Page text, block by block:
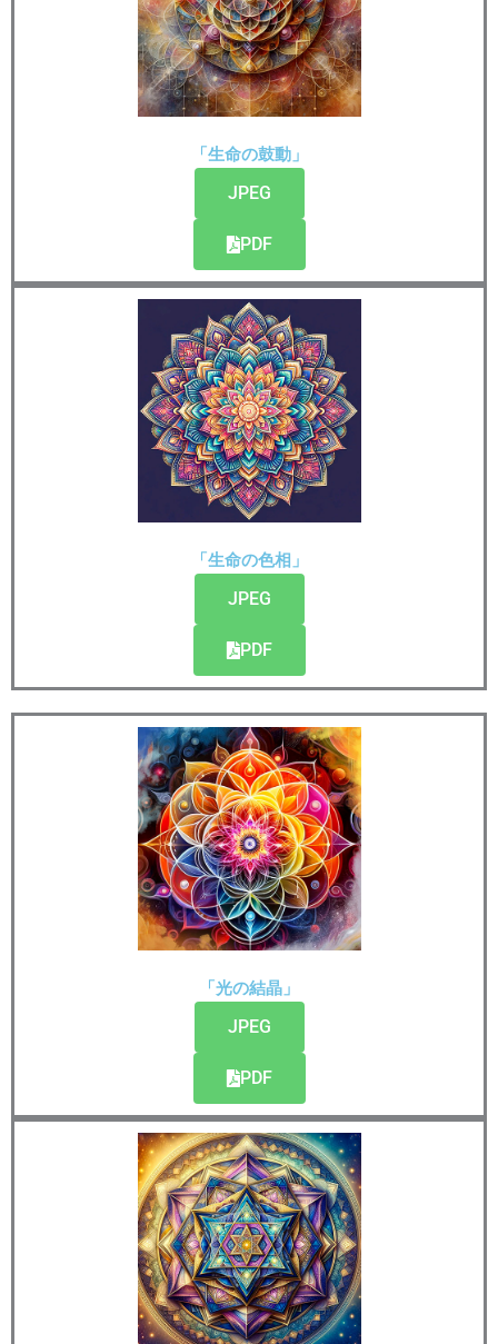
「生命の鼓動」
JPEG
PDF
「生命の色相」
JPEG
PDF
「光の結晶」
JPEG
PDF